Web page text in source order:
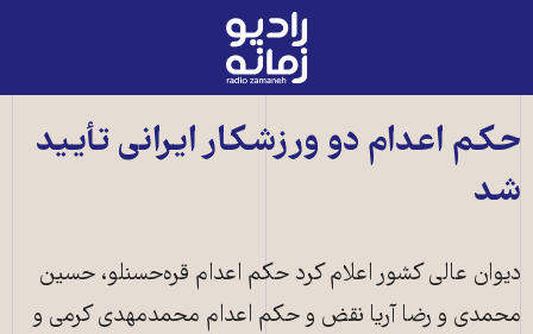
رادیو
زمانه
صفحه
حکم اعدام دو ورزشکار ایرانی تأیید
شد
دیوان عالی کشور اعلام کرد حکم اعدام قره‌حسنلو، حسین
محمدی و رضا آریا نقض و حکم اعدام محمدمهدی کرمی و